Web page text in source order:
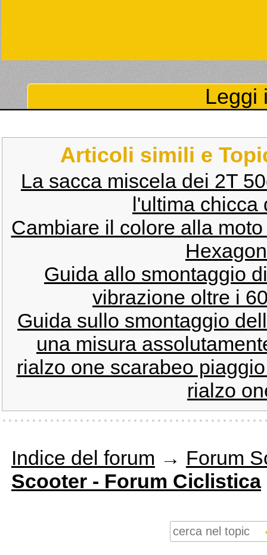
Leggi
Articoli simili e
La sacca miscela dei 2T
l'ultima chicca
Cambiare il colore alla
Guida allo smontaggio
vibrazione oltre i
Guida sullo smontaggio
una misura
rialzo one scarabeo
rialzo
Indice del forum → Forum
Scooter - Forum Ciclistica